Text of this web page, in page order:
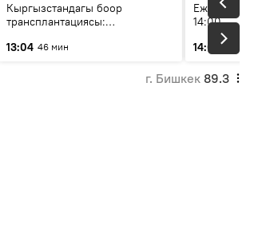
Кыргызстандагы боор
трансплантациясы:
келечеги
13:04 46 мин
Ежедневные
14:00
14:01
3 мин
г. Бишкек 89.3